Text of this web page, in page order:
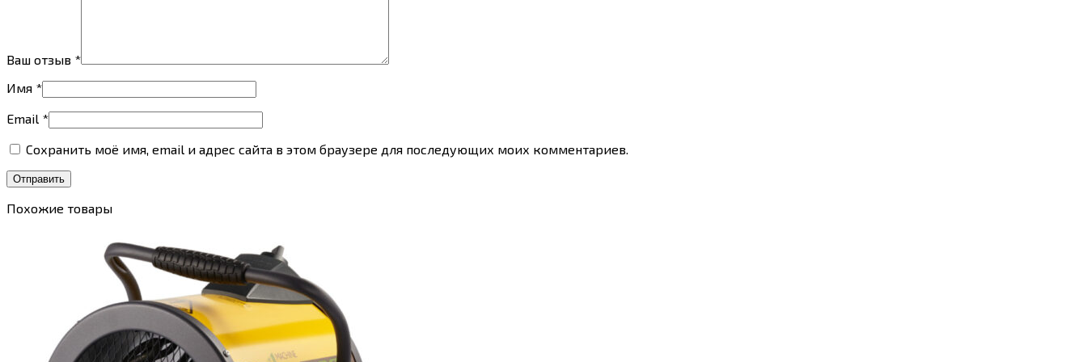
Ваш отзыв *
Имя *
Email *
Сохранить моё имя, email и адрес сайта в этом браузере для последующих моих комментариев.
Похожие товары